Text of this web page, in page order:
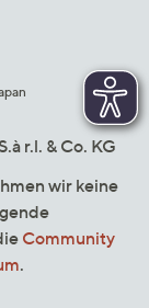
r.l. & Co. KG
wir keine
Community
.